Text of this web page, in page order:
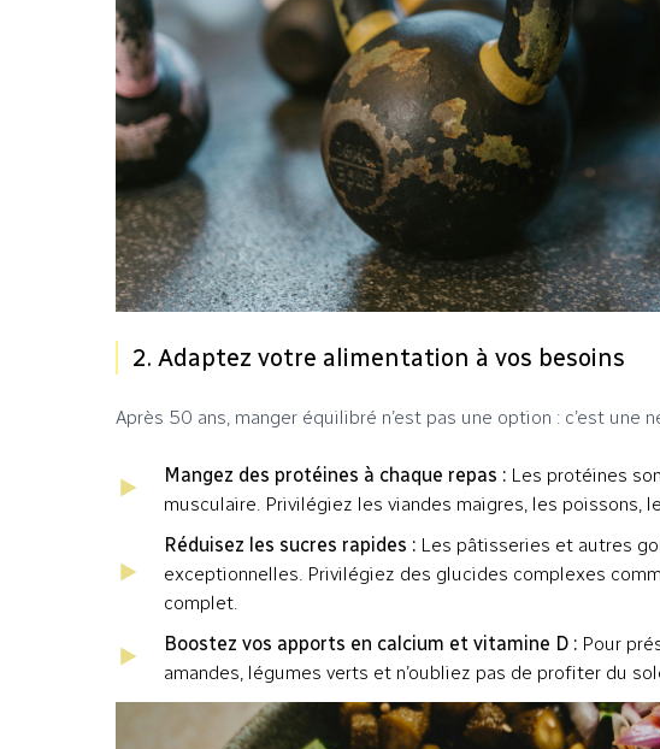
2. Adaptez votre alimentation à vos besoins
Après 50 ans, manger équilibré n’est pas une option : c’est une
Mangez des protéines à chaque repas : Les protéines
musculaire. Privilégiez les viandes maigres, les
Réduisez les sucres rapides : Les pâtisseries et autres
exceptionnelles. Privilégiez des glucides complexes
complet.
Boostez vos apports en calcium et vitamine D : Pour
amandes, légumes verts et n’oubliez pas de profiter du